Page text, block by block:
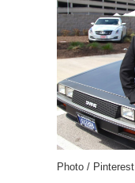
Photo / Pinterest